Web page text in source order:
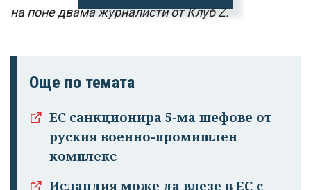
на поне двама журналисти от Клуб Z.
Още по темата
ЕС санкционира 5-ма шефове от
руския военно-промишлен
комплекс
Исландия може да влезе в ЕС с